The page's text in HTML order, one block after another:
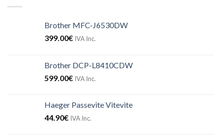
Brother MFC-J6530DW
399.00€ IVA Inc.
Brother DCP-L8410CDW
599.00€ IVA Inc.
Haeger Passevite Vitevite
44.90€ IVA Inc.